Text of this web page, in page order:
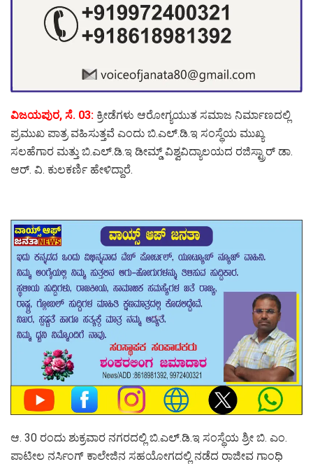
ವಿಜಯಪುರ, ಸೆ. 03: ಕ್ರೀಡೆಗಳು ಆರೋಗ್ಯಯುತ ಸಮಾಜ ನಿರ್ಮಾಣದಲ್ಲಿ
ಪ್ರಮುಖ ಪಾತ್ರ ವಹಿಸುತ್ತವೆ ಎಂದು ಬಿ.ಎಲ್.ಡಿ.ಇ ಸಂಸ್ಥೆಯ ಮುಖ್ಯ
ಸಲಹೆಗಾರ ಮತ್ತು ಬಿ.ಎಲ್.ಡಿ.ಇ ಡೀಮ್ಡ್ ವಿಶ್ವವಿದ್ಯಾಲಯದ ರಜಿಸ್ಟ್ರಾರ್ ಡಾ.
ಆರ್. ವಿ. ಕುಲಕರ್ಣಿ ಹೇಳಿದ್ದಾರೆ.
ಆ. 30 ರಂದು ಶುಕ್ರವಾರ ನಗರದಲ್ಲಿ ಬಿ.ಎಲ್.ಡಿ.ಇ ಸಂಸ್ಥೆಯ ಶ್ರೀ ಬಿ. ಎಂ.
ಪಾಟೀಲ ನರ್ಸಿಂಗ್ ಕಾಲೇಜಿನ ಸಹಯೋಗದಲ್ಲಿ ನಡೆದ ರಾಜೀವ ಗಾಂಧಿ